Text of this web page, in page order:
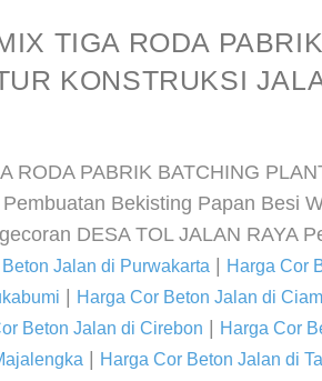
TIGA RODA
KONSTRUKSI
RODA PABRIK BATCHING
Bekisting Papan Besi
DESA TOL JALAN RAYA
Jalan di Purwakarta Harga Cor
Harga Cor Beton Jalan di
Beton Jalan di Cirebon Harga Cor
Harga Cor Beton Jalan di